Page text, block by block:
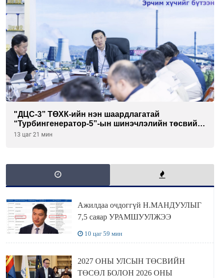
"ДЦС-3” ТӨХК-ийн нэн шаардлагатай
“Турбингенератор-5”-ын шинэчлэлийн төсвийг
шийдвэрлэхээр болов
13 цаг 21 мин
Ажилдаа очдоггүй Н.МАНДУУЛЫГ
7,5 саяар УРАМШУУЛЖЭЭ
10 цаг 59 мин
2027 ОНЫ УЛСЫН ТӨСВИЙН
ТӨСӨЛ БОЛОН 2026 ОНЫ